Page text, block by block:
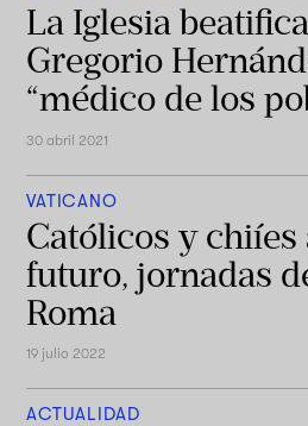
La Iglesia
Gregorio
“médico de los
30 abril 2021
VATICANO
Católicos y chiíes
futuro, jornadas
Roma
19 julio 2022
ACTUALIDAD